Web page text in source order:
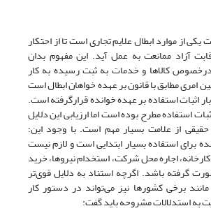
یکی از موارد ابطال علایم تجاری است تا از احتکار
آزاد ممانعت به عمل آید. این مفهوم بدان
کالاها و خدمات به ثبت رسیده به کار
امری مطابق با قانون بر عهده خواهان ابطال است
اثبات استفاده بر عهده خوانده قرارگرفته است.
استفاده مطرح بوده است اما ارزیابی این دلایل
حقیقی از علامت بسیار مهم است. با وجود این؛
برای استفاده بسیار ابتدایی است و لازم نیست
اجاره محل شرکت، استخدام نیروها، خرید
گرفته باشد. اگرچه استناد به دلایل قوی‌تر
مانند برخی کشورها نیز می‌تواند در دستور کار
به استدلالات مشروحه باید گفت: